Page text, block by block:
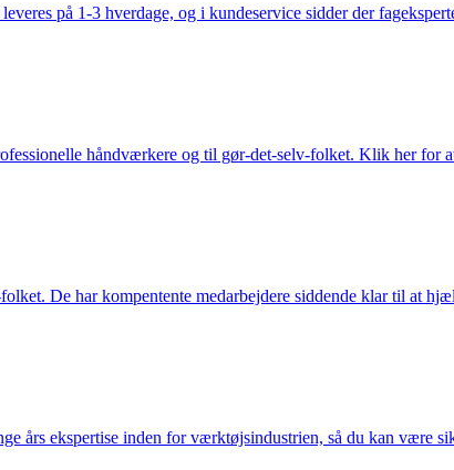
på 1-3 hverdage, og i kundeservice sidder der
håndværkere og til gør-det-selv-folket. Klik her for
De har kompentente medarbejdere siddende klar til at
års ekspertise inden for værktøjsindustrien, så du kan være